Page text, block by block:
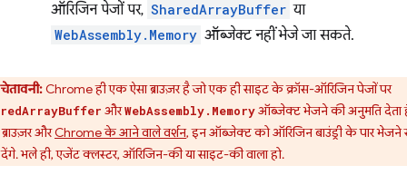
ऑरिजिन पेजों पर, SharedArrayBuffer या
WebAssembly.Memory ऑब्जेक्ट नहीं भेजे जा सकते.
चेतावनी:Chrome ही एक ऐसा ब्राउज़र है जो एक ही साइट के क्रॉस-ऑरिजिन पेजों पर
औरWebAssembly.Memoryऑब्जेक्ट भेजने की अनुमति देता
औरChrome के आने वाले वर्शन, इन ऑब्जेक्ट को ऑरिजिन बाउंड्री के पार भेजने
भले ही, एजेंट क्लस्टर, ऑरिजिन-की या साइट-की वाला हो.